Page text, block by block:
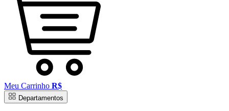
Meu Carrinho R$
Departamentos